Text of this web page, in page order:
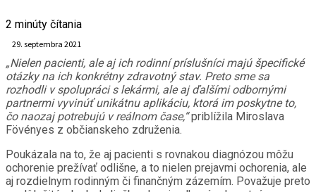
2 minúty čítania
29. septembra 2021
„Nielen pacienti, ale aj ich rodinní príslušníci majú špecifické
otázky na ich konkrétny zdravotný stav. Preto sme sa
rozhodli v spolupráci s lekármi, ale aj ďalšími odbornými
partnermi vyvinúť unikátnu aplikáciu, ktorá im poskytne to,
čo naozaj potrebujú v reálnom čase,“priblížila Miroslava
Fövényes z občianskeho združenia.
Poukázala na to, že aj pacienti s rovnakou diagnózou môžu
ochorenie prežívať odlišne, a to nielen prejavmi ochorenia, ale
aj rozdielnym rodinným či finančným zázemím. Považuje preto